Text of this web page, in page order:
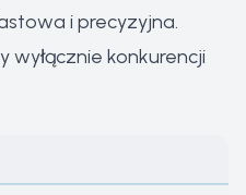
i precyzyjna.
wyłącznie konkurencji